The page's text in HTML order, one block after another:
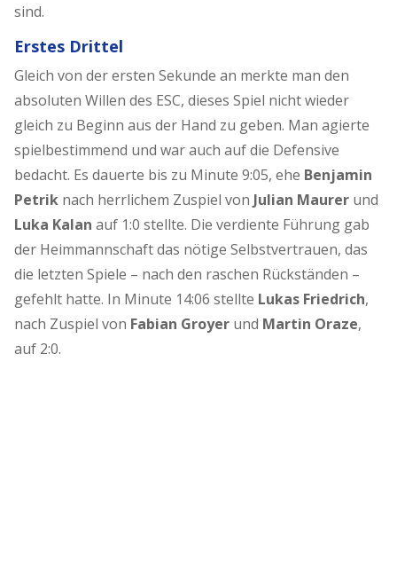
sind.
Erstes Drittel
Gleich von der ersten Sekunde an merkte man den
absoluten Willen des ESC, dieses Spiel nicht wieder
gleich zu Beginn aus der Hand zu geben. Man agierte
spielbestimmend und war auch auf die Defensive
bedacht. Es dauerte bis zu Minute 9:05, ehe Benjamin
Petriknach herrlichem Zuspiel von Julian Maurerund
Luka Kalan auf 1:0 stellte. Die verdiente Führung gab
der Heimmannschaft das nötige Selbstvertrauen, das
die letzten Spiele – nach den raschen Rückständen –
gefehlt hatte. In Minute 14:06 stellte Lukas Friedrich,
nach Zuspiel von Fabian Groyerund Martin Oraze,
auf 2:0.